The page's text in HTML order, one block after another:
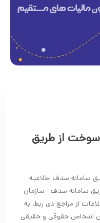
سوخت از طریق
سامانه سدف اطلاعیه
سامانه سدف سازمان
از مراجع ذی ربط، به
اشخاص حقوقی و حقیقی